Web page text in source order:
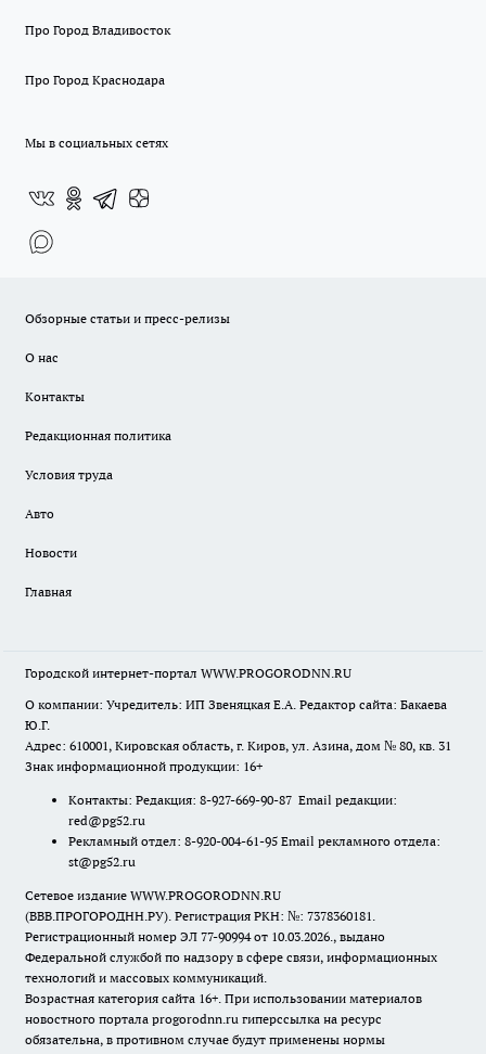
Про Город Владивосток
Про Город Краснодара
Мы в социальных сетях
Обзорные статьи и пресс-релизы
О нас
Контакты
Редакционная политика
Условия труда
Авто
Новости
Главная
Городской интернет-портал WWW.PROGORODNN.RU
О компании: Учредитель: ИП Звеняцкая Е.А. Редактор сайта: Бакаева
Ю.Г.
Адрес: 610001, Кировская область, г. Киров, ул. Азина, дом № 80, кв. 31
Знак информационной продукции: 16+
Контакты: Редакция: 8-927-669-90-87 Email редакции:
red@pg52.ru
Рекламный отдел: 8-920-004-61-95 Email рекламного отдела:
st@pg52.ru
Сетевое издание WWW.PROGORODNN.RU
(ВВВ.ПРОГОРОДНН.РУ). Регистрация РКН: №: 7378360181.
Регистрационный номер ЭЛ 77-90994 от 10.03.2026., выдано
Федеральной службой по надзору в сфере связи, информационных
технологий и массовых коммуникаций.
Возрастная категория сайта 16+. При использовании материалов
новостного портала progorodnn.ru гиперссылка на ресурс
обязательна, в противном случае будут применены нормы